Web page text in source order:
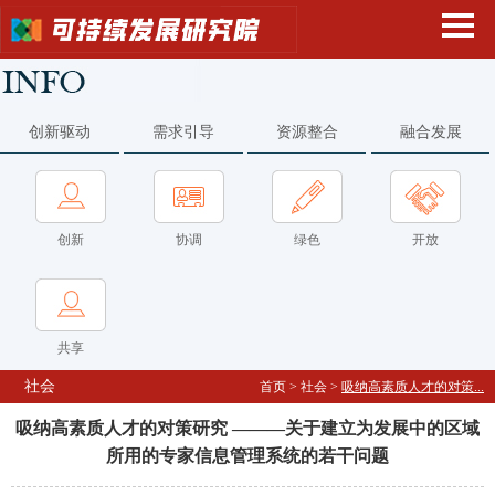
创新驱动 需求引导 资源整合 融合发展
创新 协调 绿色 开放
共享
首页 > 社会 > 吸纳高素质人才的对策...
社会
吸纳高素质人才的对策研究 ———关于建立为发展中的区域
所用的专家信息管理系统的若干问题